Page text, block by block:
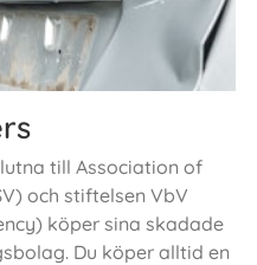
till Association of
och stiftelsen VbV
köper sina skadade
Du köper alltid en